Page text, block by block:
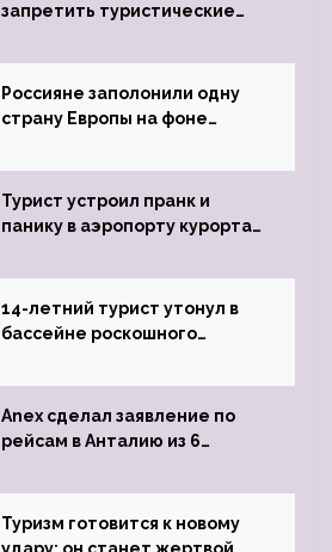
запретить туристические
Россияне заполонили одну
страну Европы на фоне
виз
Турист устроил пранк и
панику в аэропорту курорта,
задержке рейса
14-летний турист утонул в
бассейне роскошного
Anex сделал заявление по
рейсам в Анталию из 6
Туризм готовится к новому